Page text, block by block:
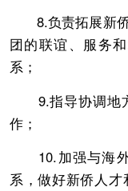
8.负责拓展新侨
团的联谊、服务
系；
9.指导协调地方
作；
10.加强与海外
系，做好新侨人